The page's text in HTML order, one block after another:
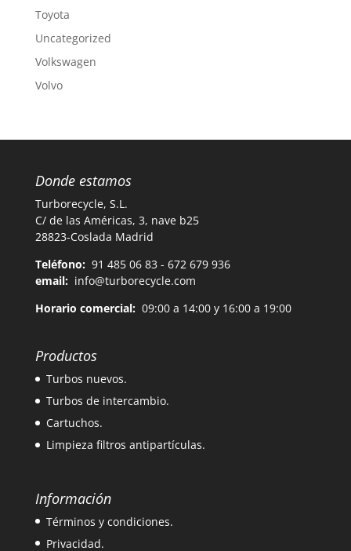
Toyota
Uncategorized
Volkswagen
Volvo
Donde estamos
Turborecycle, S.L.
C/ de las Américas, 3, nave b25
28823-Coslada Madrid
Teléfono: 91 485 06 83 - 672 679 936
email: info@turborecycle.com
Horario comercial:09:00 a 14:00 y 16:00 a 19:00
Productos
Turbos nuevos.
Turbos de intercambio.
Cartuchos.
Limpieza filtros antipartículas.
Información
Términos y condiciones.
Privacidad.